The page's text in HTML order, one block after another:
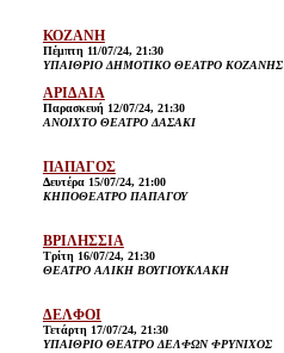
ΚΟΖΑΝΗ
Πέμπτη 11/07/24, 21:30
ΥΠΑΙΘΡΙΟ ΔΗΜΟΤΙΚΟ ΘΕΑΤΡΟ ΚΟΖΑΝΗΣ
ΑΡΙΔΑΙΑ
Παρασκευή 12/07/24, 21:30
ΑΝΟΙΧΤΟ ΘΕΑΤΡΟ ΔΑΣΑΚΙ
ΠΑΠΑΓΟΣ
Δευτέρα 15/07/24, 21:00
ΚΗΠΟΘΕΑΤΡΟ ΠΑΠΑΓΟΥ
ΒΡΙΛΗΣΣΙΑ
Τρίτη 16/07/24, 21:30
ΘΕΑΤΡΟ ΑΛΙΚΗ ΒΟΥΓΙΟΥΚΛΑΚΗ
ΔΕΛΦΟΙ
Τετάρτη 17/07/24, 21:30
ΥΠΑΙΘΡΙΟ ΘΕΑΤΡΟ ΔΕΛΦΩΝ ΦΡΥΝΙΧΟΣ